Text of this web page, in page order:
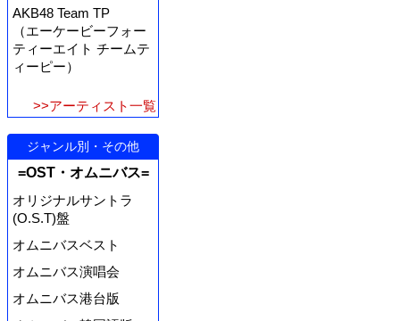
AKB48 Team TP
（エーケービーフォー
ティーエイト チームテ
ィーピー）
>>アーティスト一覧
ジャンル別・その他
=OST・オムニバス=
オリジナルサントラ
(O.S.T)盤
オムニバスベスト
オムニバス演唱会
オムニバス港台版